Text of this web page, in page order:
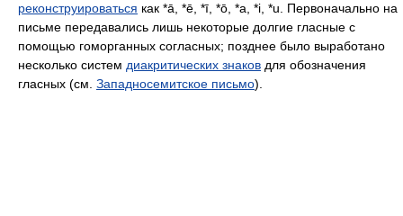
реконструироваться как *ā, *ē, *ī, *ō, *a, *i, *u. Первоначально на
письме передавались лишь некоторые долгие гласные с
помощью гоморганных согласных; позднее было выработано
несколько систем диакритических знаков для обозначения
гласных (см. Западносемитское письмо).